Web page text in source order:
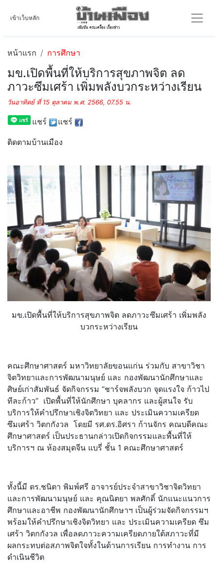
เข้าเว็บหลัก
หน้าแรก การศึกษา
มข.เปิดพื้นที่ให้บริการสุขภาพจิต ลด
ภาวะซึมเศร้า เพิ่มพลังบวกระหว่างเรียน
วันอาทิตย์ ที่ 15 ตุลาคม พ.ศ. 2566, 07.55 น.
แชร์ แชร์
ติดตามบ้านเมือง
มข.เปิดพื้นที่ให้บริการสุขภาพจิต ลดภาวะซึมเศร้า เพิ่มพลัง
บวกระหว่างเรียน
คณะศึกษาศาสตร์ มหาวิทยาลัยขอนแก่น ร่วมกับ สาขาวิชา
จิตวิทยาและการพัฒนามนุษย์ และ กองพัฒนานักศึกษาและ
ศิษย์เก่าสัมพันธ์ จัดกิจกรรม “ชาร์จพลังบวก จุดแรงใจ ก้าวไป
ทีละก้าว” เปิดพื้นที่ให้นักศึกษา บุคลากร และผู้สนใจ รับ
บริการให้คำปรึกษาเชิงจิตวิทยา และ ประเมินความเครียด
ซึมเศร้า วิตกกังวล โดยมี รศ.ดร.อิศรา ก้านจักร คณบดีคณะ
ศึกษาศาสตร์ เป็นประธานกล่าวเปิดกิจกรรมและพื้นที่ให้
บริการฯ ณ ห้องสมุดจีน แบรี่ ชั้น 1 คณะศึกษาศาสตร์
ทั้งนี้มี ดร.ชนิตา พิมพ์ศรี อาจารย์ประจำสาขาวิชาจิตวิทยา
และการพัฒนามนุษย์ และ คุณนิตยา พลศักดิ์ นักแนะแนวการ
ศึกษาและอาชีพ กองพัฒนานักศึกษาฯ เป็นผู้ร่วมจัดกิจกรรมฯ
พร้อมให้คำปรึกษาเชิงจิตวิทยา และ ประเมินความเครียด ซึม
เศร้า วิตกกังวล เพื่อลดภาวะความเครียดภายใต้สภาวะที่มี
ผลกระทบต่อสภาพจิตใจทั้งในด้านการเรียน การทำงาน การ
ดำเนินชีวิต